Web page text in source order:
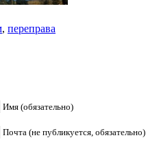
, переправа
Имя (обязательно)
Почта (не публикуется, обязательно)